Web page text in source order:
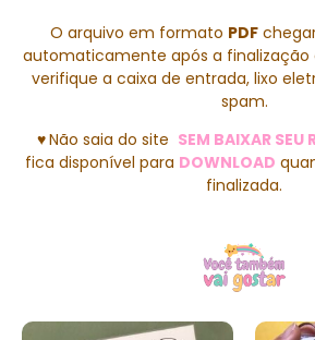
O arquivo em formato PDF
automaticamente após a finalização
verifique a caixa de entrada, lixo
spam.
♥Não saia do site SEM BAIXAR SEU
fica disponível para DOWNLOAD
finalizada.